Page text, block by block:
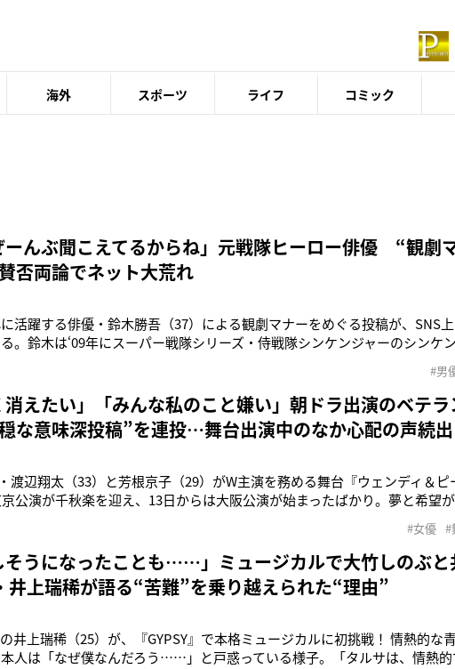
海外 スポーツ ライフ コミック
ーんぶ聞こえてるからね」元戦隊ヒーロー俳優 “観劇
否両論でネット大荒れ
活躍する俳優・鈴木勝吾（37）による観劇マナーをめぐる投稿が、SNS
。鈴木は‘09年にスーパー戦隊シリーズ・侍戦隊シンケンジャーのシンケ
。《観劇中に包み紙開けて飴ちゃん食べたりとか、音、ぜーんぶ聞こえてる
ろん、色んな人に
#男
消えたい」「みんな私のこと嫌い」朝ドラ出演のベテ
な意味深投稿”を連投…舞台出演中のなか心配の声続出
渡辺翔太（33）と芳根京子（29）がW主演を務める舞台『ウェンディ＆ピ
公演が千秋楽を迎え、13日からは大阪公演が始まったばかり。夢と希望
るベテラン女優・池谷のぶえ（55）。最近では連続テレビ小説『ばけばけ
を好演し
#女優 #
そうになったことも……」ミュージカルで大竹しのぶと
井上瑞稀が語る“苦難”を乗り越えられた“理由”
の井上瑞稀（25）が、『GYPSY』で本格ミュージカルに初挑戦！ 情熱的な
人は「なぜ僕なんだろう……」と戸惑っている様子。「タルサは、情熱